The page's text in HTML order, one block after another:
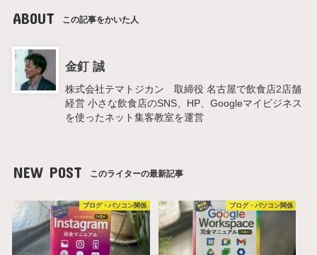
ABOUT この記事をかいた人
金釘 誠
株式会社テマトジカン 取締役 名古屋で飲食店2店舗
経営 小さな飲食店のSNS、HP、Googleマイビジネス
を使ったネット集客教室を運営
NEW POST このライターの最新記事
ブログ・パソコン関係 ブログ・パソコン関係